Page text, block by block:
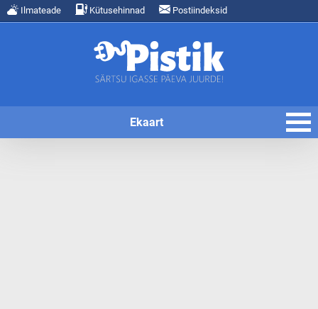
Ilmateade Kütusehinnad Postiindeksid
Ekaart